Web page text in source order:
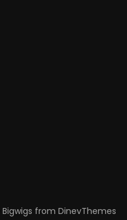
Bigwigs from DinevThemes